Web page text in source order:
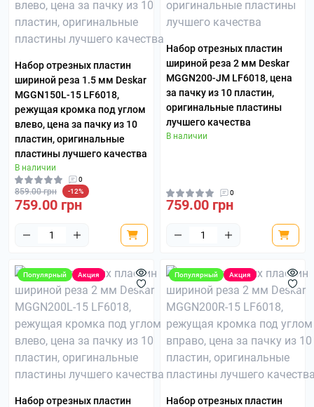
Набор отрезных пластин
шириной реза 1.5 мм Deskar
MGGN150L-15 LF6018,
режущая кромка под углом
влево, цена за пачку из 10
пластин, оригинальные
пластины лучшего качества
В наличии
0
859.00 грн -12%
759.00 грн
Набор отрезных пластин
шириной реза 2 мм Deskar
MGGN200-JM LF6018, цена
за пачку из 10 пластин,
оригинальные пластины
лучшего качества
В наличии
0
759.00 грн
Популярный Акция
Набор отрезных пластин
Популярный Акция
Набор отрезных пластин